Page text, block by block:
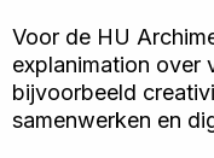
Voor de HU
explanimation over
bijvoorbeeld
samenwerken en